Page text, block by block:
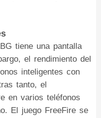
tiene una pantalla
el rendimiento del
inteligentes con
tanto, el
en varios teléfonos
El juego FreeFire se